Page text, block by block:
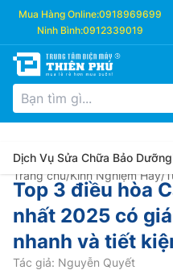
Mua Hàng Online:0918969699
Ninh Bình:0912339019
Dịch Vụ Sửa Chữa Bảo Dưỡng
Trang chủ/Kinh Nghiệm Hay/
Top 3 điều hòa
nhất 2025 có
nhanh và tiết
Tác giả: Nguyễn Quyết